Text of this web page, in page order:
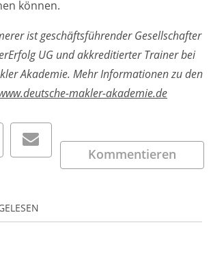
können.
ist geschäftsführender Gesellschafter
UG und akkreditierter Trainer bei
Akademie. Mehr Informationen zu den
makler-akademie.de
Kommentieren